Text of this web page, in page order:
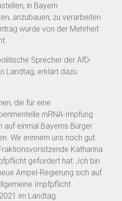
in Bayern
anzubauen, zu verarbeiten
wurde von der Mehrheit
Sprecher der AfD-
Landtag, erklärt dazu
die für eine
mRNA-Impfung
auf einmal Bayerns Bürger
Wir erinnern uns noch gut
Katharina
gefordert hat: ‚Ich bin
Ampel-Regierung sich auf
Impfpflicht
im Landtag.